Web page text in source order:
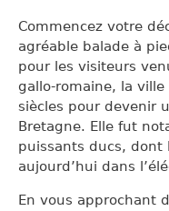
Commencez votre
agréable balade à
pour les visiteurs
gallo-romaine, la ville
siècles pour devenir
Bretagne. Elle fut
puissants ducs, dont
aujourd’hui dans
En vous approchant